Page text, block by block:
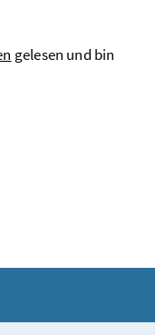
gelesen und bin